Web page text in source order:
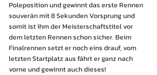
Poleposition und gewinnt das erste Rennen
souverän mit 8 Sekunden Vorsprung und
somit ist ihm der Meisterschaftstitel vor
dem letzten Rennen schon sicher. Beim
Finalrennen setzt er noch eins drauf, vom
letzten Startplatz aus fährt er ganz nach
vorne und gewinnt auch dieses!